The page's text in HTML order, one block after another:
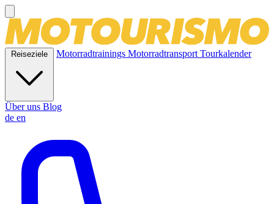
Reiseziele Motorradtrainings MotorradtransportTourkalender
Über uns Blog
de en